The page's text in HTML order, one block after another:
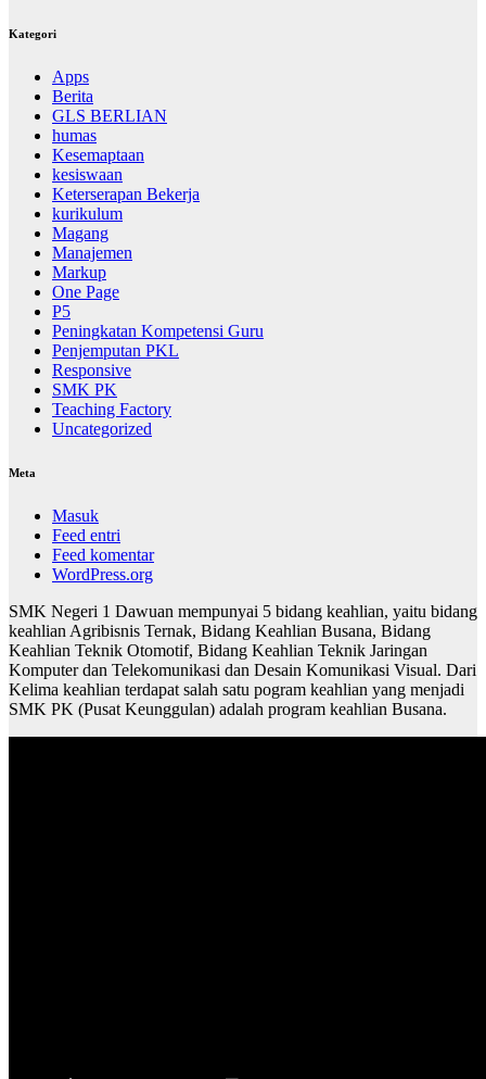
Kategori
Apps
Berita
GLS BERLIAN
humas
Kesemaptaan
kesiswaan
Keterserapan Bekerja
kurikulum
Magang
Manajemen
Markup
One Page
P5
Peningkatan Kompetensi Guru
Penjemputan PKL
Responsive
SMK PK
Teaching Factory
Uncategorized
Meta
Masuk
Feed entri
Feed komentar
WordPress.org
SMK Negeri 1 Dawuan mempunyai 5 bidang keahlian, yaitu bidang
keahlian Agribisnis Ternak, Bidang Keahlian Busana, Bidang
Keahlian Teknik Otomotif, Bidang Keahlian Teknik Jaringan
Komputer dan Telekomunikasi dan Desain Komunikasi Visual. Dari
Kelima keahlian terdapat salah satu pogram keahlian yang menjadi
SMK PK (Pusat Keunggulan) adalah program keahlian Busana.